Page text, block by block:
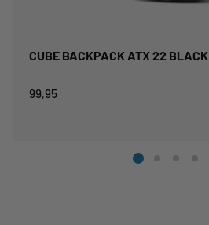
CUBE BACKPACK ATX 22 BLACK
99,95